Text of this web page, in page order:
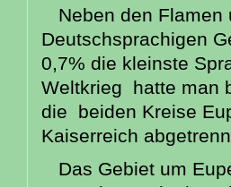
Neben den
Deutschsprachigen
0,7% die kleinste
Weltkrieg hatte man
die beiden Kreise
Kaiserreich
Das Gebiet um